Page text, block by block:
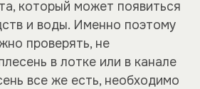
который может появиться
и воды. Именно поэтому
проверять, не
в лотке или в канале
все же есть, необходимо